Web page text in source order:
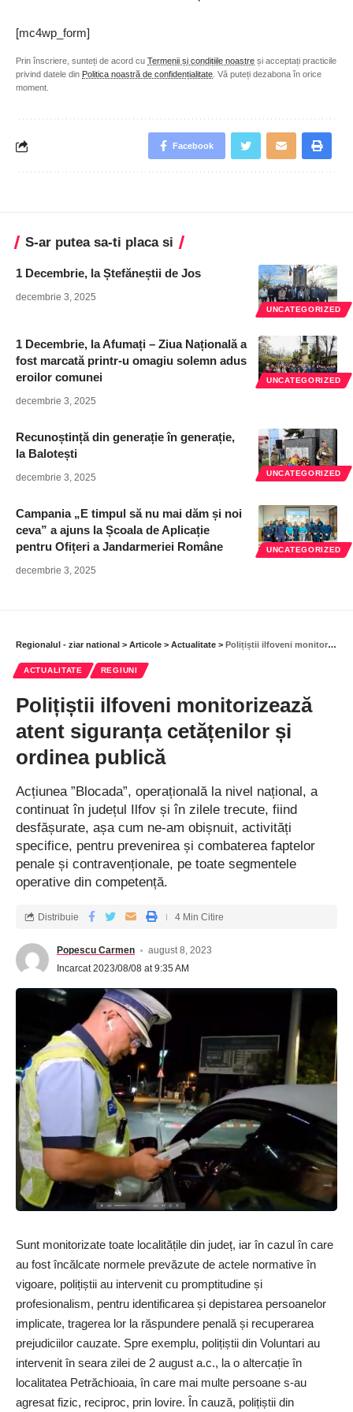
[mc4wp_form]
Prin înscriere, sunteți de acord cu Termenii și condițiile noastre și acceptați practicile
privind datele din Politica noastră de confidențialitate . Vă puteți dezabona în orice
moment.
Facebook
S-ar putea sa-ti placa si
UNCATEGORIZED
1 Decembrie, la Ștefăneștii de Jos
decembrie 3, 2025
UNCATEGORIZED
1 Decembrie, la Afumați – Ziua Națională a
fost marcată printr-u omagiu solemn adus
eroilor comunei
decembrie 3, 2025
UNCATEGORIZED
Recunoștință din generație în generație,
la Balotești
decembrie 3, 2025
UNCATEGORIZED
Campania „E timpul să nu mai dăm și noi
ceva” a ajuns la Școala de Aplicație
pentru Ofițeri a Jandarmeriei Române
decembrie 3, 2025
Regionalul - ziar national > Articole > Actualitate > Polițiștii ilfoveni monitorizează atent siguranța cetățenilor și ordinea publică
ACTUALITATE REGIUNI
Polițiștii ilfoveni monitorizează
atent siguranța cetățenilor și
ordinea publică
Acțiunea ”Blocada”, operațională la nivel național, a
continuat în județul Ilfov și în zilele trecute, fiind
desfășurate, așa cum ne-am obișnuit, activități
specifice, pentru prevenirea și combaterea faptelor
penale și contravenționale, pe toate segmentele
operative din competență.
Popescu Carmen
august 8, 2023
Incarcat 2023/08/08 at 9:35 AM
Distribuie 4 Min Citire
Sunt monitorizate toate localitățile din județ, iar în cazul în care
au fost încălcate normele prevăzute de actele normative în
vigoare, polițiștii au intervenit cu promptitudine și
profesionalism, pentru identificarea și depistarea persoanelor
implicate, tragerea lor la răspundere penală și recuperarea
prejudiciilor cauzate. Spre exemplu, polițiștii din Voluntari au
intervenit în seara zilei de 2 august a.c., la o altercație în
localitatea Petrăchioaia, în care mai multe persoane s-au
agresat fizic, reciproc, prin lovire. În cauză, polițiștii din